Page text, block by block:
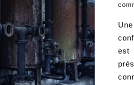
Une chaudière vieillissante diminue le
est